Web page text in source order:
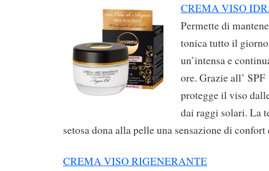
CREMA VISO
Permette di
tonica tutto il
un’intensa e
ore. Grazie all’
protegge il viso
dai raggi solari. La
setosa dona alla pelle una sensazione di confort
CREMA VISO RIGENERANTE